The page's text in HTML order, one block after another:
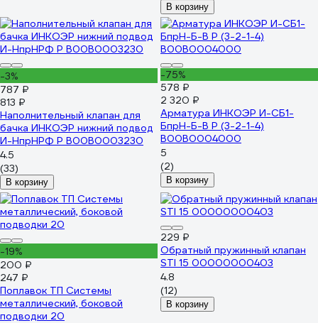
В корзину
-3%
787 ₽
813 ₽
Наполнительный клапан для
бачка ИНКОЭР нижний подвод
И-НпрНРФ Р В00В0003230
4.5
(33)
В корзину
-75%
578 ₽
2 320 ₽
Арматура ИНКОЭР И-СБ1-
БпрН-Б-В Р (3-2-1-4)
В00В0004000
5
(2)
В корзину
-19%
200 ₽
247 ₽
Поплавок ТП Системы
металлический, боковой
подводки 20
229 ₽
Обратный пружинный клапан
STI 15 00000000403
4.8
(12)
В корзину